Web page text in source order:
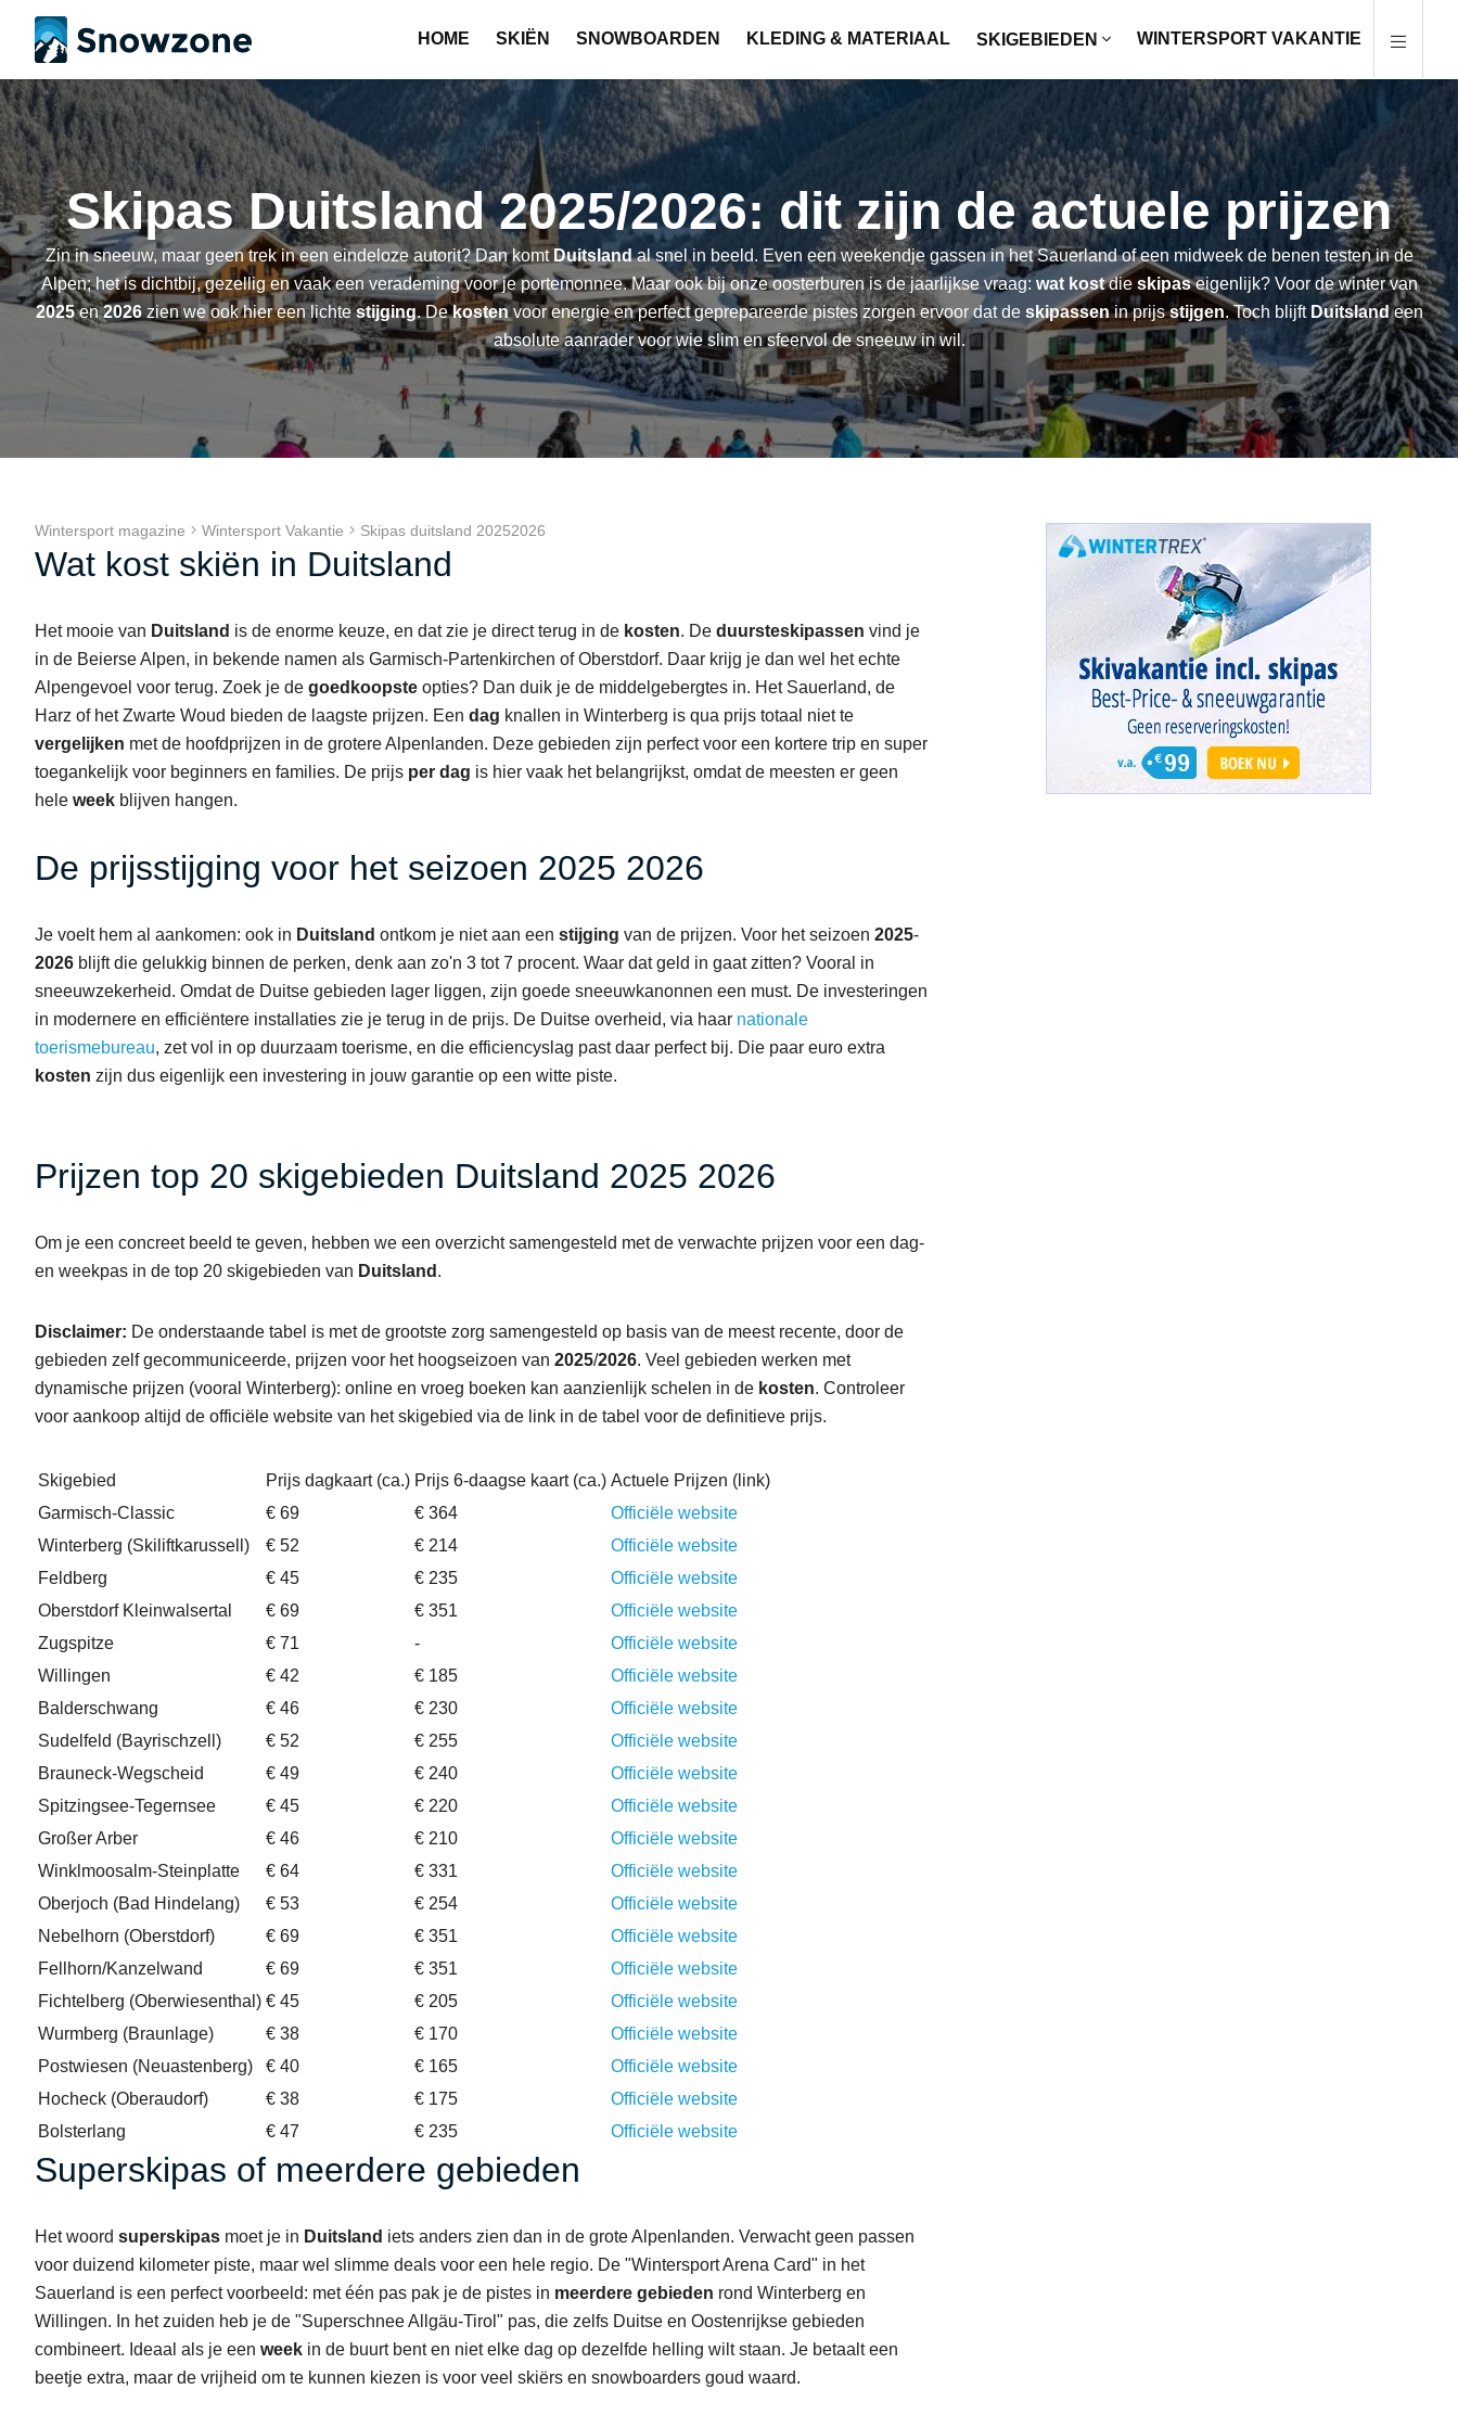
HOME SKIËN SNOWBOARDEN KLEDING & MATERIAAL SKIGEBIEDEN WINTERSPORT VAKANTIE
Skipas Duitsland 2025/2026: dit zijn de actuele prijzen
Zin in sneeuw, maar geen trek in een eindeloze autorit? Dan komt Duitslandal snel in beeld. Even een weekendje gassen in het Sauerland of een midweek de benen testen in de
Alpen; het is dichtbij, gezellig en vaak een verademing voor je portemonnee. Maar ook bij onze oosterburen is de jaarlijkse vraag: wat kostdie skipaseigenlijk? Voor de winter van
2025en2026zien we ook hier een lichtestijging. Dekostenvoor energie en perfect geprepareerde pistes zorgen ervoor dat de skipassenin prijsstijgen. Toch blijft Duitslandeen
absolute aanrader voor wie slim en sfeervol de sneeuw in wil.
Wintersport magazine Wintersport Vakantie Skipas duitsland 20252026
Wat kost skiën in Duitsland
Het mooie van Duitsland is de enorme keuze, en dat zie je direct terug in de kosten. Deduursteskipassen vind je
in de Beierse Alpen, in bekende namen als Garmisch-Partenkirchen of Oberstdorf. Daar krijg je dan wel het echte
Alpengevoel voor terug. Zoek je degoedkoopste opties? Dan duik je de middelgebergtes in. Het Sauerland, de
Harz of het Zwarte Woud bieden de laagste prijzen. Eendag knallen in Winterberg is qua prijs totaal niet te
vergelijken met de hoofdprijzen in de grotere Alpenlanden. Deze gebieden zijn perfect voor een kortere trip en super
toegankelijk voor beginners en families. De prijs per dag is hier vaak het belangrijkst, omdat de meesten er geen
heleweek blijven hangen.
De prijsstijging voor het seizoen 2025 2026
Je voelt hem al aankomen: ook in Duitsland ontkom je niet aan eenstijging van de prijzen. Voor het seizoen2025-
2026 blijft die gelukkig binnen de perken, denk aan zo'n 3 tot 7 procent. Waar dat geld in gaat zitten? Vooral in
sneeuwzekerheid. Omdat de Duitse gebieden lager liggen, zijn goede sneeuwkanonnen een must. De investeringen
in modernere en efficiëntere installaties zie je terug in de prijs. De Duitse overheid, via haar nationale
toerismebureau, zet vol in op duurzaam toerisme, en die efficiencyslag past daar perfect bij. Die paar euro extra
kosten zijn dus eigenlijk een investering in jouw garantie op een witte piste.
Prijzen top 20 skigebieden Duitsland 2025 2026
Om je een concreet beeld te geven, hebben we een overzicht samengesteld met de verwachte prijzen voor een dag-
en weekpas in de top 20 skigebieden van Duitsland .
Disclaimer: De onderstaande tabel is met de grootste zorg samengesteld op basis van de meest recente, door de
gebieden zelf gecommuniceerde, prijzen voor het hoogseizoen van2025/2026. Veel gebieden werken met
dynamische prijzen (vooral Winterberg): online en vroeg boeken kan aanzienlijk schelen in de kosten. Controleer
voor aankoop altijd de officiële website van het skigebied via de link in de tabel voor de definitieve prijs.
Skigebied Prijs dagkaart (ca.) Prijs 6-daagse kaart (ca.) Actuele Prijzen (link)
Garmisch-Classic
€ 69 € 364
Officiële website
Winterberg (Skiliftkarussell)
€ 52 € 214
Officiële website
Feldberg
€ 45 € 235
Officiële website
Oberstdorf Kleinwalsertal
€ 69 € 351
Officiële website
Zugspitze
€ 71 -
Officiële website
Willingen
€ 42 € 185
Officiële website
Balderschwang
€ 46 € 230
Officiële website
Sudelfeld (Bayrischzell)
€ 52 € 255
Officiële website
Brauneck-Wegscheid
€ 49 € 240
Officiële website
Spitzingsee-Tegernsee
€ 45 € 220
Officiële website
Großer Arber
€ 46 € 210
Officiële website
Winklmoosalm-Steinplatte
€ 64 € 331
Officiële website
Oberjoch (Bad Hindelang)
€ 53 € 254
Officiële website
Nebelhorn (Oberstdorf)
€ 69 € 351
Officiële website
Fellhorn/Kanzelwand
€ 69 € 351
Officiële website
Fichtelberg (Oberwiesenthal) € 45 € 205
Officiële website
Wurmberg (Braunlage)
€ 38 € 170
Officiële website
Postwiesen (Neuastenberg)
€ 40 € 165
Officiële website
Hocheck (Oberaudorf)
€ 38 € 175
Officiële website
Bolsterlang
€ 47 € 235 Officiële website
Superskipas of meerdere gebieden
Het woordsuperskipas moet je in Duitsland iets anders zien dan in de grote Alpenlanden. Verwacht geen passen
voor duizend kilometer piste, maar wel slimme deals voor een hele regio. De "Wintersport Arena Card" in het
Sauerland is een perfect voorbeeld: met één pas pak je de pistes in meerdere gebieden rond Winterberg en
Willingen. In het zuiden heb je de "Superschnee Allgäu-Tirol" pas, die zelfs Duitse en Oostenrijkse gebieden
combineert. Ideaal als je eenweek in de buurt bent en niet elke dag op dezelfde helling wilt staan. Je betaalt een
beetje extra, maar de vrijheid om te kunnen kiezen is voor veel skiërs en snowboarders goud waard.